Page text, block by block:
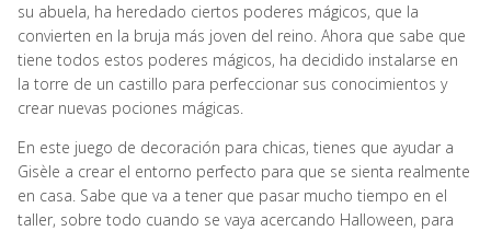
su abuela, ha heredado ciertos poderes mágicos, que la
convierten en la bruja más joven del reino. Ahora que sabe que
tiene todos estos poderes mágicos, ha decidido instalarse en
la torre de un castillo para perfeccionar sus conocimientos y
crear nuevas pociones mágicas.
En este juego de decoración para chicas, tienes que ayudar a
Gisèle a crear el entorno perfecto para que se sienta realmente
en casa. Sabe que va a tener que pasar mucho tiempo en el
taller, sobre todo cuando se vaya acercando Halloween, para